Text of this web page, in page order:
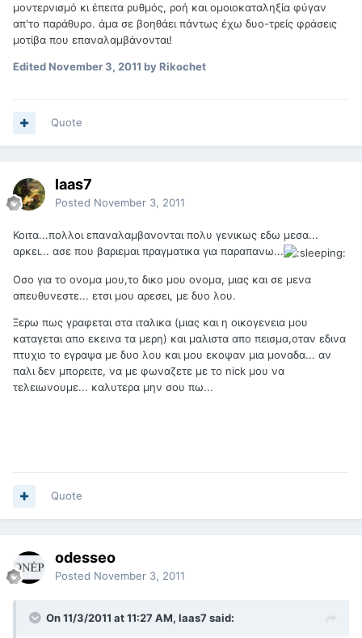
μοντερνισμό κι έπειτα ρυθμός, ροή και ομοιοκαταληξία φύγαν
απ'το παράθυρο. άμα σε βοηθάει πάντως έχω δυο-τρείς φράσεις
μοτίβα που επαναλαμβάνονται!
EditedNovember 3, 2011 by Rikochet
Quote
laas7
Posted November 3, 2011
Κοιτα...πολλοι επαναλαμβανονται πολυ γενικως εδω μεσα...
αρκει... ασε που βαριεμαι πραγματικα για παραπανω...
Οσο για το ονομα μου,το δικο μου ονομα, μιας και σε μενα
απευθυνεστε... ετσι μου αρεσει, με δυο λου.
Ξερω πως γραφεται στα ιταλικα (μιας και η οικογενεια μου
καταγεται απο εκεινα τα μερη) και μαλιστα απο πεισμα,οταν εδινα
πτυχιο το εγραψα με δυο λου και μου εκοψαν μια μοναδα... αν
παλι δεν μπορειτε, να με φωναζετε με το nick μου να
τελειωνουμε... καλυτερα μην σου πω...
Quote
odesseo
Posted November 3, 2011
On 11/3/2011 at 11:27 AM, laas7 said: